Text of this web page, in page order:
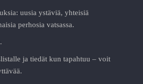
uusia ystäviä, yhteisiä
perhosia vatsassa.
ja tiedät kun tapahtuu – voit